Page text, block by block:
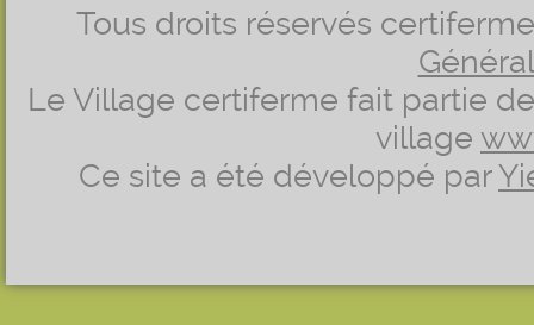
Tous droits réservés
Le Village certiferme fait partie
village
Ce site a été développé par